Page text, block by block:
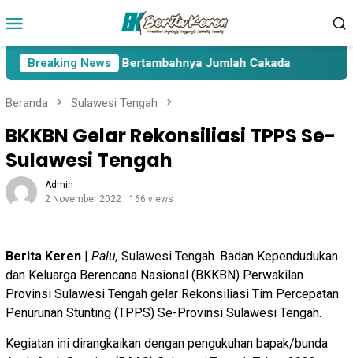
ke
Mobile
Breaking News
Paslon Pasca Bertambahnya Jumlah Cakada
Beranda Sulawesi Tengah
BKKBN Gelar Rekonsiliasi TPPS Se-
Sulawesi Tengah
Admin
2 November 2022
166 views
Berita Keren | Palu, Sulawesi Tengah. Badan Kependudukan
dan Keluarga Berencana Nasional (BKKBN) Perwakilan
Provinsi Sulawesi Tengah gelar Rekonsiliasi Tim Percepatan
Penurunan Stunting (TPPS) Se-Provinsi Sulawesi Tengah.
Kegiatan ini dirangkaikan dengan pengukuhan bapak/bunda